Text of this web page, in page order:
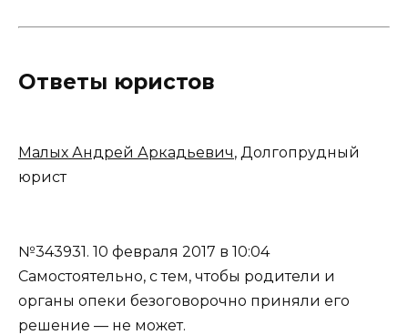
Ответы юристов
Малых Андрей Аркадьевич, Долгопрудный
юрист
№343931. 10 февраля 2017 в 10:04
Самостоятельно, с тем, чтобы родители и
органы опеки безоговорочно приняли его
решение — не может.